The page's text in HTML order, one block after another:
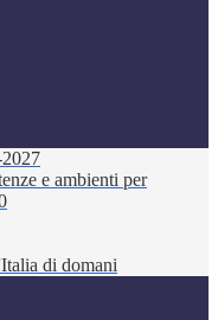
e ambienti per
di domani